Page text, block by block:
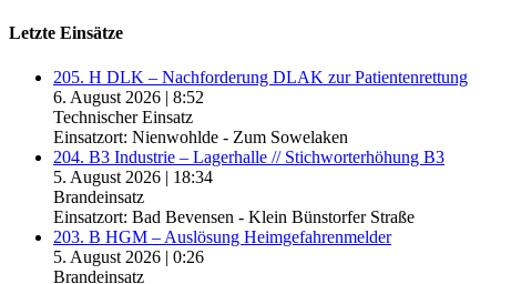
Letzte Einsätze
205. H DLK – Nachforderung DLAK zur Patientenrettung
6. August 2026 | 8:52
Technischer Einsatz
Einsatzort: Nienwohlde - Zum Sowelaken
204. B3 Industrie – Lagerhalle // Stichworterhöhung B3
5. August 2026 | 18:34
Brandeinsatz
Einsatzort: Bad Bevensen - Klein Bünstorfer Straße
203. B HGM – Auslösung Heimgefahrenmelder
5. August 2026 | 0:26
Brandeinsatz